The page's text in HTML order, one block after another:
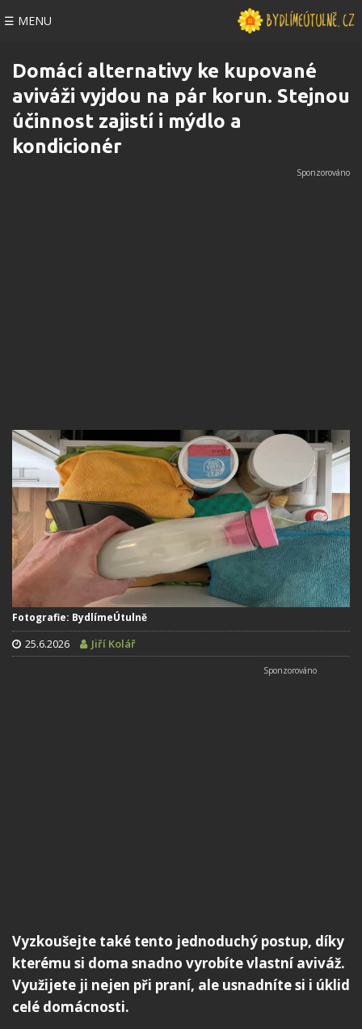
☰ MENU
Domácí alternativy ke kupované
aviváži vyjdou na pár korun. Stejnou
účinnost zajistí i mýdlo a
kondicionér
Fotografie: BydlímeÚtulně
25.6.2026 Jiří Kolář
Vyzkoušejte také tento jednoduchý postup, díky
kterému si doma snadno vyrobíte vlastní aviváž.
Využijete ji nejen při praní, ale usnadníte si i úklid
celé domácnosti.